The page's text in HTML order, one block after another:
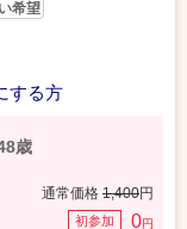
希望
する方
歳
通常価格 1,400円
初参加 0円